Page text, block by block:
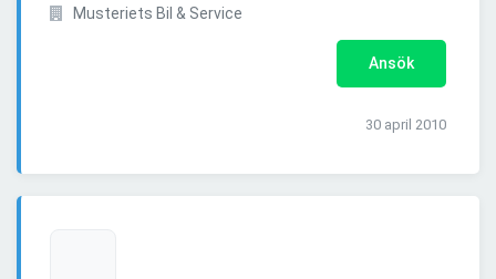
Musteriets Bil & Service
Ansök
30 april 2010